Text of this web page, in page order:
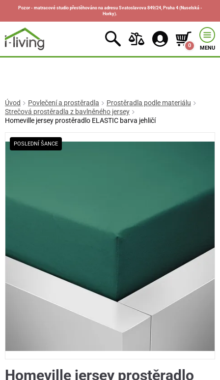
Pozor - matracové studio přestěhováno na adresu Svatoslavova 849/24, Praha 4 (Nuselská -
Horky).
0 MENU
Úvod Povlečení a prostěradla
Prostěradla podle materiálu
Strečová prostěradla z bavlněného jersey
Homeville jersey prostěradlo ELASTIC barva jehličí
POSLEDNÍ ŠANCE
Homeville jersey prostěradlo